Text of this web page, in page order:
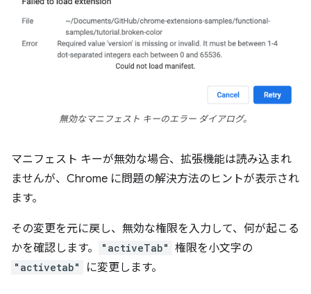
無効なマニフェスト キーのエラー ダイアログ。
マニフェスト キーが無効な場合、拡張機能は読み込まれ
ませんが、Chrome に問題の解決方法のヒントが表示され
ます。
その変更を元に戻し、無効な権限を入力して、何が起こる
かを確認します。
"activeTab" 権限を小文字の
"activetab" に変更します。